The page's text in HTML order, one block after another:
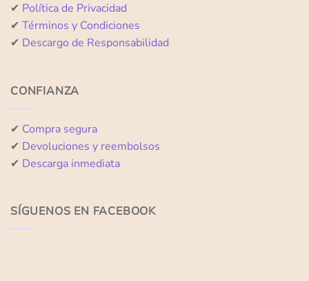
✔ Política de Privacidad
✔ Términos y Condiciones
✔ Descargo de Responsabilidad
CONFIANZA
✔ Compra segura
✔ Devoluciones y reembolsos
✔ Descarga inmediata
SÍGUENOS EN FACEBOOK